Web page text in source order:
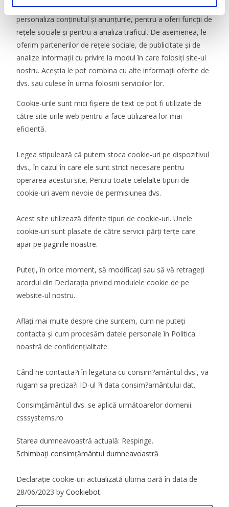
Acest site utilizează cookie-uri. Folosim cookie-uri pentru a
personaliza conținutul și anunțurile, pentru a oferi funcții de
rețele sociale și pentru a analiza traficul. De asemenea, le
oferim partenerilor de rețele sociale, de publicitate și de
analize informații cu privire la modul în care folosiți site-ul
nostru. Aceștia le pot combina cu alte informații oferite de
dvs. sau culese în urma folosirii serviciilor lor.
Cookie-urile sunt mici fişiere de text ce pot fi utilizate de
către site-urile web pentru a face utilizarea lor mai
eficientă.
Legea stipulează că putem stoca cookie-uri pe dispozitivul
dvs., în cazul în care ele sunt strict necesare pentru
operarea acestui site. Pentru toate celelalte tipuri de
cookie-uri avem nevoie de permisiunea dvs.
Acest site utilizează diferite tipuri de cookie-uri. Unele
cookie-uri sunt plasate de către servicii părţi terţe care
apar pe paginile noastre.
Puteți, în orice moment, să modificați sau să vă retrageți
acordul din Declarația privind modulele cookie de pe
website-ul nostru.
Aflați mai multe despre cine suntem, cum ne puteți
contacta și cum procesăm datele personale în Politica
noastră de confidențialitate.
Când ne contacta?i în legatura cu consim?amântul dvs., va
rugam sa preciza?i ID-ul ?i data consim?amântului dat.
Consimţământul dvs. se aplică următoarelor domenii:
csssystems.ro
Starea dumneavoastră actuală: Respinge.
Schimbați consimțământul dumneavoastră
Declaraţie cookie-uri actualizată ultima oară în data de
28/06/2023 byCookiebot: